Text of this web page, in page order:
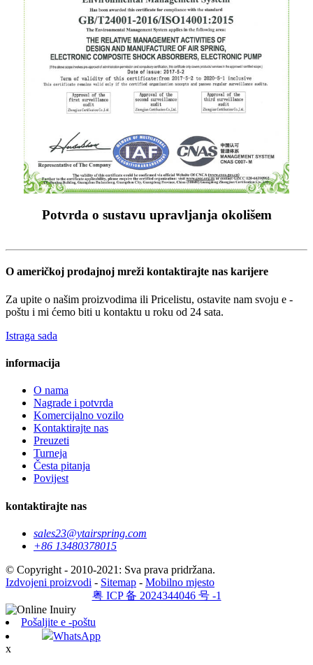
Potvrda o sustavu upravljanja okolišem
O američkoj prodajnoj mreži kontaktirajte nas karijere
Za upite o našim proizvodima ili Pricelistu, ostavite nam svoju e -
poštu i mi ćemo biti u kontaktu u roku od 24 sata.
Istraga sada
informacija
O nama
Nagrade i potvrda
Komercijalno vozilo
Kontaktirajte nas
Preuzeti
Turneja
Česta pitanja
Povijest
kontaktirajte nas
sales23@ytairspring.com
+86 13480378015
© Copyright - 2010-2021: Sva prava pridržana.
Izdvojeni proizvodi - Sitemap - Mobilno mjesto
粤 ICP 备 2024344046 号 -1
Pošaljite e -poštu
WhatsApp
x